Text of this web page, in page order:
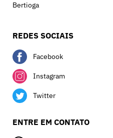
Bertioga
REDES SOCIAIS
Facebook
Instagram
Twitter
ENTRE EM CONTATO